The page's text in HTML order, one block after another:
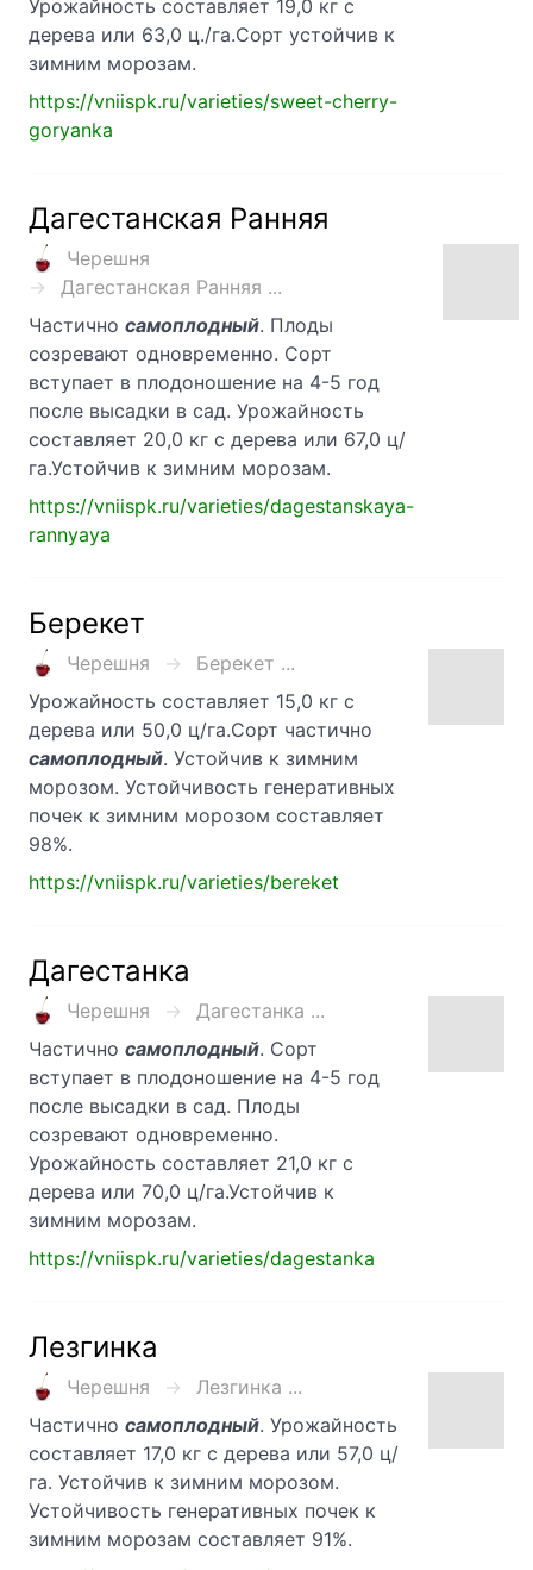
Урожайность составляет 19,0 кг с
дерева или 63,0 ц./га.Сорт устойчив к
зимним морозам.
https://vniispk.ru/varieties/sweet-cherry-
goryanka
Дагестанская Ранняя
Черешня
Дагестанская Ранняя ...
Частично самоплодный. Плоды
созревают одновременно. Сорт
вступает в плодоношение на 4-5 год
после высадки в сад. Урожайность
составляет 20,0 кг с дерева или 67,0 ц/
га.Устойчив к зимним морозам.
https://vniispk.ru/varieties/dagestanskaya-
rannyaya
Берекет
Черешня
Берекет ...
Урожайность составляет 15,0 кг с
дерева или 50,0 ц/га.Сорт частично
самоплодный. Устойчив к зимним
морозом. Устойчивость генеративных
почек к зимним морозом составляет
98%.
https://vniispk.ru/varieties/bereket
Дагестанка
Черешня
Дагестанка ...
Частично самоплодный. Сорт
вступает в плодоношение на 4-5 год
после высадки в сад. Плоды
созревают одновременно.
Урожайность составляет 21,0 кг с
дерева или 70,0 ц/га.Устойчив к
зимним морозам.
https://vniispk.ru/varieties/dagestanka
Лезгинка
Черешня
Лезгинка ...
Частично самоплодный. Урожайность
составляет 17,0 кг с дерева или 57,0 ц/
га. Устойчив к зимним морозом.
Устойчивость генеративных почек к
зимним морозам составляет 91%.